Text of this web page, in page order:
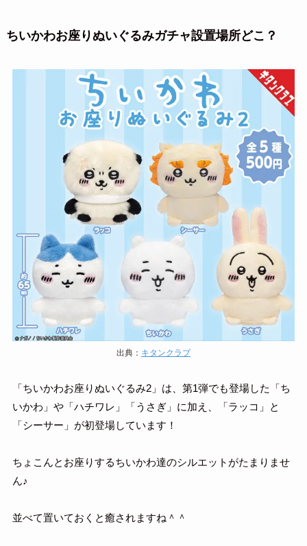
ちいかわお座りぬいぐるみガチャ設置場所どこ？
出典： キタンクラブ
「ちいかわお座りぬいぐるみ2」は、第1弾でも登場した「ち
いかわ」や「ハチワレ」「うさぎ」に加え、「ラッコ」と
「シーサー」が初登場しています！
ちょこんとお座りするちいかわ達のシルエットがたまりませ
ん♪
並べて置いておくと癒されますね＾＾